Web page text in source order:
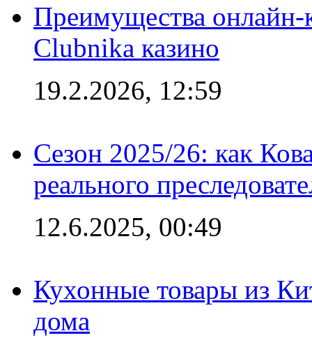
Преимущества онлайн-
Clubnika казино
19.2.2026, 12:59
Сезон 2025/26: как
реального
12.6.2025, 00:49
Кухонные товары из
дома